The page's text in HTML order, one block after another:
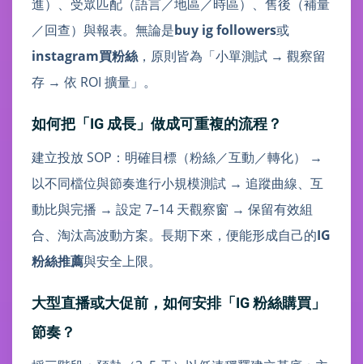
進）、受眾匹配（語言／地區／時區）、售後（補量
／回查）與報表。無論是buy ig followers或
instagram買粉絲 ，原則皆為「小單測試 → 觀察留
存 → 依 ROI 擴量」。
如何把「IG 成長」做成可重複的流程？
建立投放 SOP：明確目標（粉絲／互動／轉化） →
以不同檔位與節奏進行小規模測試 → 追蹤曲線、互
動比與完播 → 設定 7–14 天觀察窗 → 保留有效組
合、淘汰高波動方案。長期下來，便能形成自己的IG
粉絲推薦與安全上限。
大型直播或大促前，如何安排「IG 粉絲購買」
節奏？